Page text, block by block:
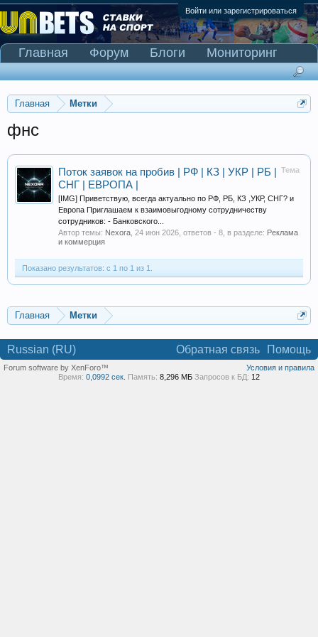
Войти или зарегистрироваться
Главная Метки
фнс
Тема
Поток заявок на пробив | РФ | КЗ | УКР | РБ |
СНГ | ЕВРОПА |
[IMG] Приветствую, всегда актуально по РФ, РБ, КЗ ,УКР, СНГ? и
Европа Приглашаем к взаимовыгодному сотрудничеству
сотрудников: - Банковского...
Автор темы: Nexora 24 июн 2026 , ответов - 8, в разделе: Реклама
и коммерция
Показано результатов: с 1 по 1 из 1.
Главная Метки
Главная Форум Блоги
Мониторинг
Сканер Pinnacle
Russian (RU) Обратная связь Помощь
Условия и правила
Forum software by XenForo™
Время: 0,0992 сек. Память: 8,296 МБ Запросов к БД: 12